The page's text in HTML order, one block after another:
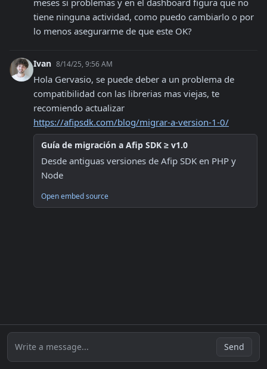
meses si problemas y en el dashboard figura que no
tiene ninguna actividad, como puedo cambiarlo o por
lo menos asegurarme de que este OK?
Ivan 8/14/25, 9:56 AM
Hola Gervasio, se puede deber a un problema de
compatibilidad con las librerias mas viejas, te
https://afipsdk.com/blog/migrar-a-version-1-0/
Guía de migración a Afip SDK ≥ v1.0
Desde antiguas versiones de Afip SDK en PHP y
Node
Open embed source
Write a message... Send